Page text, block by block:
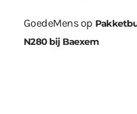
GoedeMensop
N280 bij Baexem